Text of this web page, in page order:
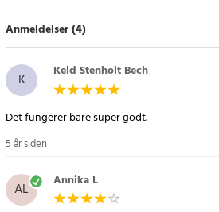
Anmeldelser (4)
K Keld Stenholt Bech
Det fungerer bare super godt.
5 år siden
AL Annika L